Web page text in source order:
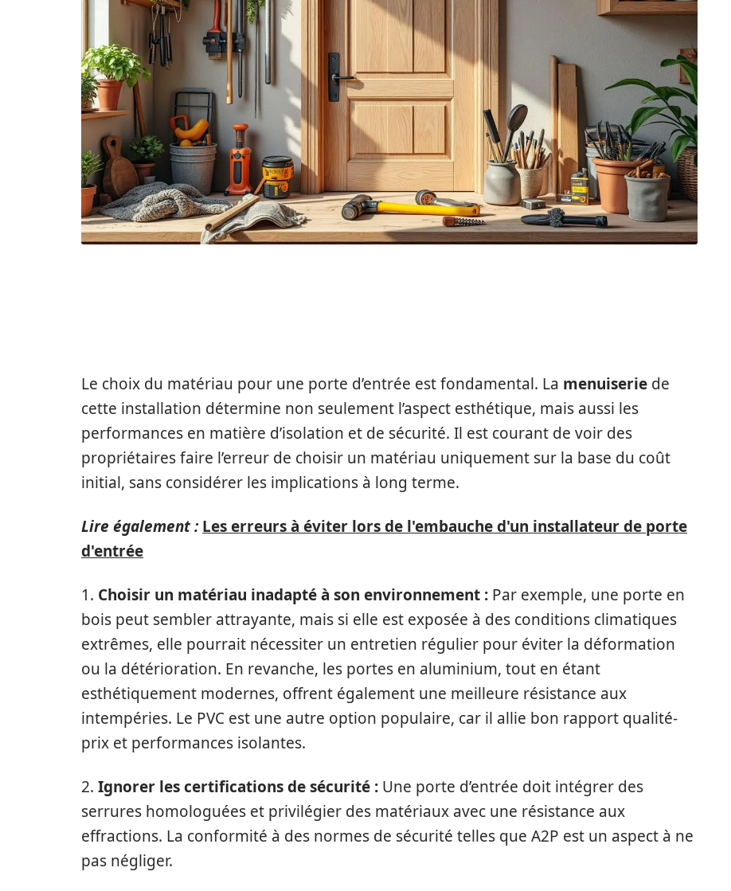
Le choix du matériau pour une porte d’entrée est fondamental. La menuiserie de
cette installation détermine non seulement l’aspect esthétique, mais aussi les
performances en matière d’isolation et de sécurité. Il est courant de voir des
propriétaires faire l’erreur de choisir un matériau uniquement sur la base du coût
initial, sans considérer les implications à long terme.
Lire également : Les erreurs à éviter lors de l'embauche d'un installateur de porte
d'entrée
1. Choisir un matériau inadapté à son environnement : Par exemple, une porte en
bois peut sembler attrayante, mais si elle est exposée à des conditions climatiques
extrêmes, elle pourrait nécessiter un entretien régulier pour éviter la déformation
ou la détérioration. En revanche, les portes en aluminium, tout en étant
esthétiquement modernes, offrent également une meilleure résistance aux
intempéries. Le PVC est une autre option populaire, car il allie bon rapport qualité-
prix et performances isolantes.
2. Ignorer les certifications de sécurité : Une porte d’entrée doit intégrer des
serrures homologuées et privilégier des matériaux avec une résistance aux
effractions. La conformité à des normes de sécurité telles que A2P est un aspect à ne
pas négliger.